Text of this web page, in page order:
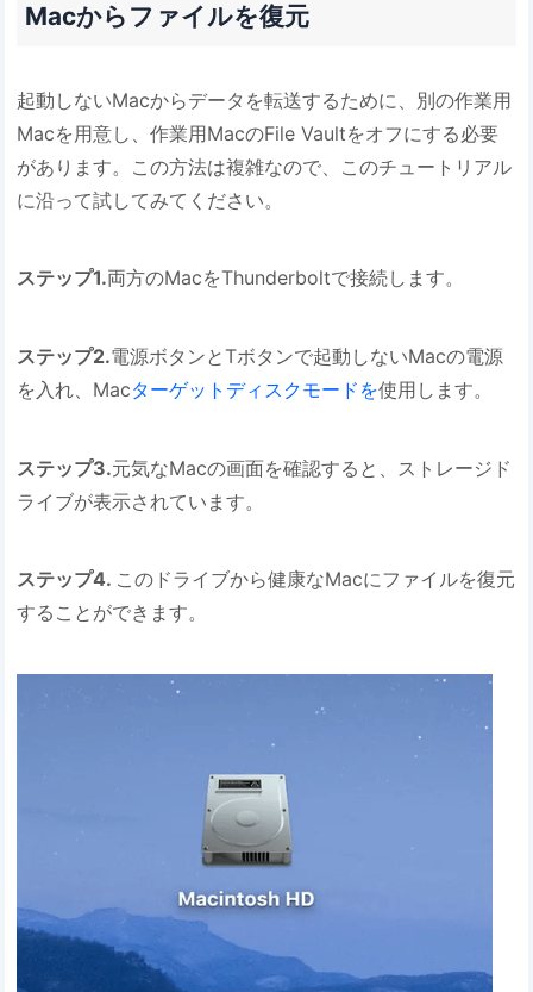
Macからファイルを復元
起動しないMacからデータを転送するために、別の作業用
Macを用意し、作業用MacのFile Vaultをオフにする必要
があります。この方法は複雑なので、このチュートリアル
に沿って試してみてください。
ステップ1.両方のMacをThunderboltで接続します。
ステップ2.電源ボタンとTボタンで起動しないMacの電源
を入れ、Macターゲットディスクモードを使用します。
ステップ3.元気なMacの画面を確認すると、ストレージド
ライブが表示されています。
ステップ4. このドライブから健康なMacにファイルを復元
することができます。